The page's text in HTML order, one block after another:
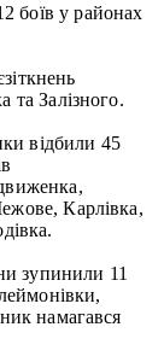
боїв у районах
та Залізного.
відбили 45
Карлівка,
зупинили 11
намагався